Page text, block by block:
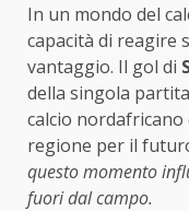
In un mondo del
capacità di reagire
vantaggio. Il gol di
della singola
calcio
regione per il
questo momento
fuori dal campo.